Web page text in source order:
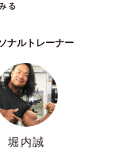
る
ナルトレーナー
堀内誠